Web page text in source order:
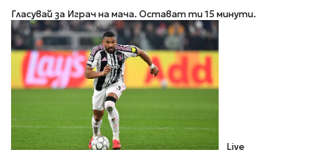
Гласувай за Играч на мача. Остават ти 15 минути.
Live